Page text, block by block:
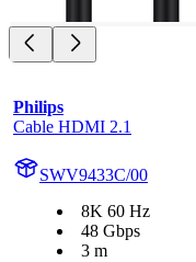
Philips
Cable HDMI 2.1
SWV9433C/00
8K 60 Hz
48 Gbps
3 m